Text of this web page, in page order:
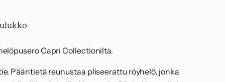
Capri Collectionilta.
Pääntietä reunustaa pliseerattu röyhelö, jonka